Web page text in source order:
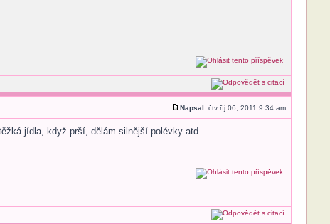
Napsal:čtv říj 06, 2011 9:34 am
jídla, když prší, dělám silnější polévky atd.